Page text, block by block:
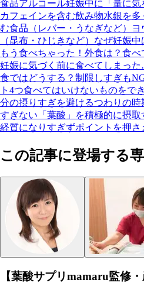
食品アルコール妊娠中に「量に
カフェインを含む飲み物水銀を多
む食品（レバー・うなぎなど）
ヨ
（昆布・ひじきなど） なぜ妊娠中
もう食べちゃった！外食は？食
妊娠に気づく前に食べてしまっ
食ではどうする？ 制限しすぎも
ト4つ食べてはいけないものをで
分の摂りすぎを避けるつわりの時
すぎない 「葉酸」を積極的に摂取
経質になりすぎずポイントを押さ
この記事に登場する
【葉酸サプリmamaru監修